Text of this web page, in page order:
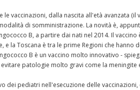
vaccinazioni, dalla nascita all'età avanzata (il
di somministrazione. La novità è,
B, a partire dai nati nel 2014. Il
e la Toscana è tra le prime Regioni che
B è un vaccino molto innovativo -
patologie molto gravi come la meningite
dei pediatri nell'esecuzione delle